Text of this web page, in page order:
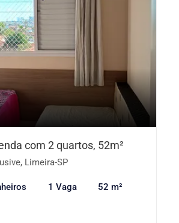
com 2 quartos, 52m²
Limeira-SP
1 Vaga 52 m²